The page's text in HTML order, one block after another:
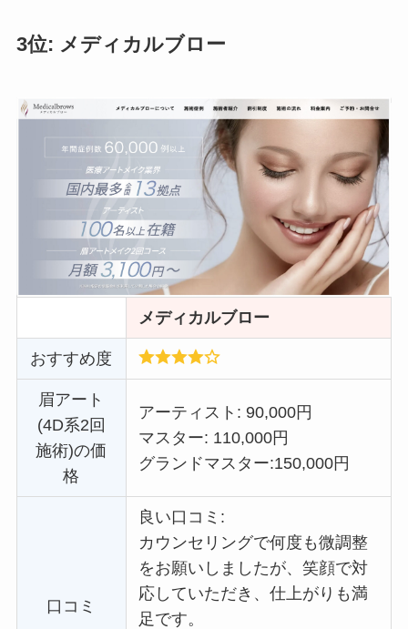
3位: メディカルブロー
メディカルブロー
おすすめ度
眉アート
(4D系2回
施術)の価
格
アーティスト: 90,000円
マスター: 110,000円
グランドマスター:150,000円
口コミ
良い口コミ:
カウンセリングで何度も微調整
をお願いしましたが、笑顔で対
応していただき、仕上がりも満
足です。